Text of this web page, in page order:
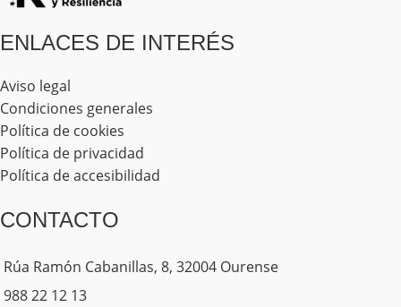
ENLACES DE INTERÉS
Aviso legal
Condiciones generales
Política de cookies
Política de privacidad
Política de accesibilidad
CONTACTO
Rúa Ramón Cabanillas, 8, 32004 Ourense
988 22 12 13